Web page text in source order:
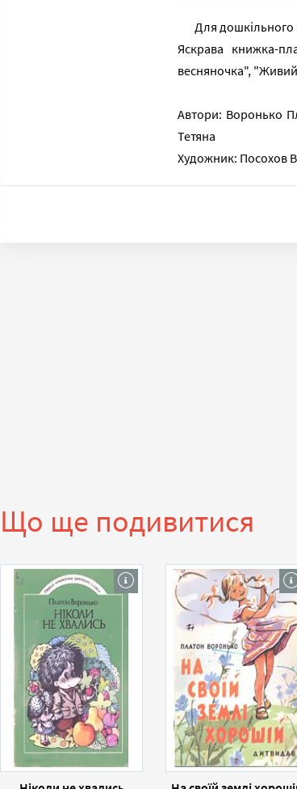
Для дошкільного
Яскрава книжка-
весняночка",
Автори: Воронько
Тетяна
Художник: Посохов
Що ще подивитися